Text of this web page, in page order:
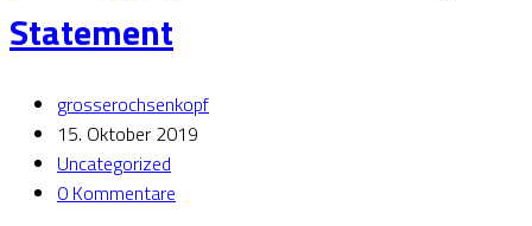
Statement
grosserochsenkopf
15. Oktober 2019
Uncategorized
0 Kommentare